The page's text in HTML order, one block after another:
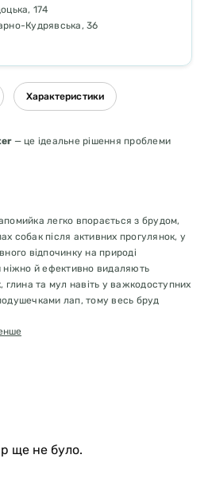
174
Кудрявська, 36
Характеристики
— це ідеальне рішення проблеми
легко впорається з брудом,
собак після активних прогулянок, у
відпочинку на природі
ніжно й ефективно видаляють
глина та мул навіть у важкодоступних
лап, тому весь бруд
води, помістіть лапу всередину,
лапами
й чиститься. Розкрутіть верхню
ще не було.